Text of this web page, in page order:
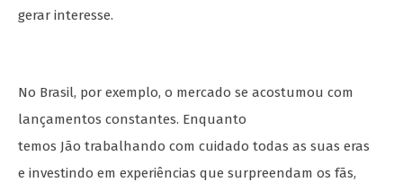
gerar interesse.
No Brasil, por exemplo, o mercado se acostumou com
lançamentos constantes. Enquanto
temos Jão trabalhando com cuidado todas as suas eras
e investindo em experiências que surpreendam os fãs,